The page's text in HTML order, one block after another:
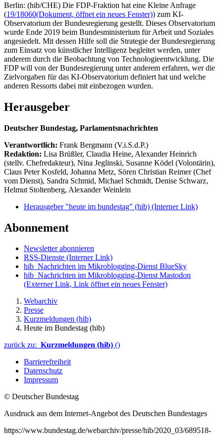
Berlin: (hib/CHE) Die FDP-Fraktion hat eine Kleine Anfrage
(19/18060(Dokument, öffnet ein neues Fenster)) zum KI-
Observatorium der Bundesregierung gestellt. Dieses Observatorium
wurde Ende 2019 beim Bundesministerium für Arbeit und Soziales
angesiedelt. Mit dessen Hilfe soll die Strategie der Bundesregierung
zum Einsatz von künstlicher Intelligenz begleitet werden, unter
anderem durch die Beobachtung von Technologieentwicklung. Die
FDP will von der Bundesregierung unter anderem erfahren, wer die
Zielvorgaben für das KI-Observatorium definiert hat und welche
anderen Ressorts dabei mit einbezogen wurden.
Herausgeber
Deutscher Bundestag, Parlamentsnachrichten
Verantwortlich: Frank Bergmann (V.i.S.d.P.)
Redaktion: Lisa Brüßler, Claudia Heine, Alexander Heinrich
(stellv. Chefredakteur), Nina Jeglinski, Susanne Ködel (Volontärin),
Claus Peter Kosfeld, Johanna Metz, Sören Christian Reimer (Chef
vom Dienst), Sandra Schmid, Michael Schmidt, Denise Schwarz,
Helmut Stoltenberg, Alexander Weinlein
Herausgeber "heute im bundestag" (hib) (Interner Link)
Abonnement
Newsletter abonnieren
RSS-Dienste (Interner Link)
hib_Nachrichten im Mikroblogging-Dienst BlueSky
hib_Nachrichten im Mikroblogging-Dienst Mastodon
(Externer Link, Link öffnet ein neues Fenster)
Webarchiv
Presse
Kurzmeldungen (hib)
Heute im Bundestag (hib)
zurück zu: Kurzmeldungen (hib) ()
Barrierefreiheit
Datenschutz
Impressum
© Deutscher Bundestag
Ausdruck aus dem Internet-Angebot des Deutschen Bundestages
https://www.bundestag.de/webarchiv/presse/hib/2020_03/689518-